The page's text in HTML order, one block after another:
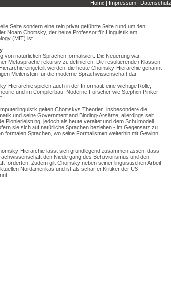
Seite sondern eine rein privat geführte Seite rund um den
Noam Chomsky, der heute Professor für Linguistik am
(MIT) ist.
von natürlichen Sprachen formalisiert: Die Neuerung war,
Metasprache rekursiv zu definieren. Die resultierenden Klassen
eingeteilt werden, die heute Chomsky-Hierarchie genannt
Meilenstein für die moderne Sprachwissenschaft dar.
Hierarchie spielen auch in der Informatik eine wichtige Rolle,
und im Compilerbau. Moderne Forscher wie Stephen Pinker
gelten Chomskys Theorien, insbesondere die
und seine Government and Binding-Ansätze, allerdings seit
Pionierleistung, jedoch als heute veraltet und dem Schulmodell
sie sich auf natürliche Sprachen beziehen - im Gegensatz zu
formalen Sprachen, wo seine Formalismen weiterhin mit Gewinn
Hierarchie lässt sich grundlegend zusammenfassen, dass
den Niedergang des Behaviorismus und den
förderten. Zudem gilt Chomsky neben seiner linguistischen Arbeit
Nordamerikas und ist als scharfer Kritiker der US-
Home | Impressum | Datenschutz